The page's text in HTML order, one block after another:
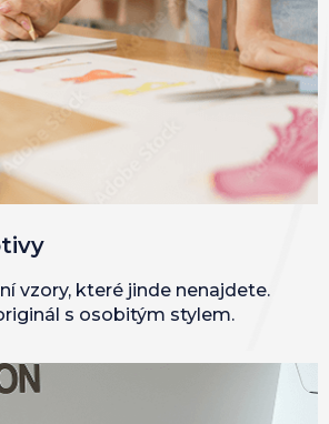
vzory, které jinde nenajdete.
s osobitým stylem.